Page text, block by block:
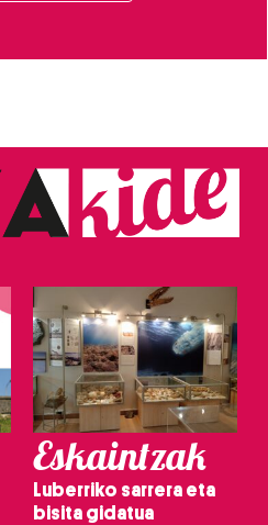
Eskaintzak
Luberriko sarrera eta
bisita gidatua